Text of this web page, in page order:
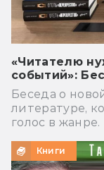
«Читателю
событий»:
Беседа о
литературе,
голос в жанре.
Книги